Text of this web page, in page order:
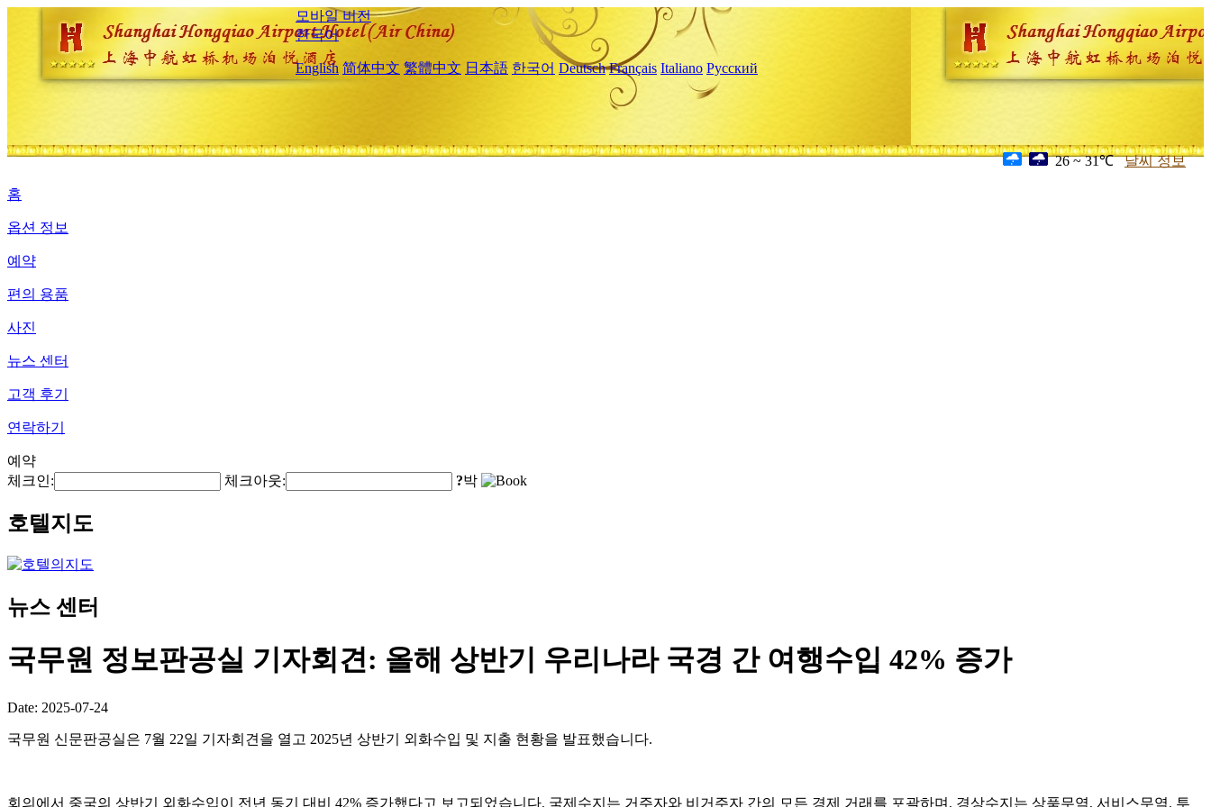
모바일 버전
한국어
English 简体中文 繁體中文 日本語 한국어 Deutsch Français Italiano Русский
26 ~ 31℃ 날씨 정보
홈
옵션 정보
예약
편의 용품
사진
뉴스 센터
고객 후기
연락하기
예약
체크인:
체크아웃: ?박
호텔지도
뉴스 센터
국무원 정보판공실 기자회견: 올해 상반기 우리나라 국경 간 여행수입 42% 증가
Date: 2025-07-24
국무원 신문판공실은 7월 22일 기자회견을 열고 2025년 상반기 외화수입 및 지출 현황을 발표했습니다.
회의에서 중국의 상반기 외화수입이 전년 동기 대비 42% 증가했다고 보고되었습니다. 국제수지는 거주자와 비거주자 간의 모든 경제 거래를 포괄하며, 경상수지는 상품무역, 서비스무역, 투